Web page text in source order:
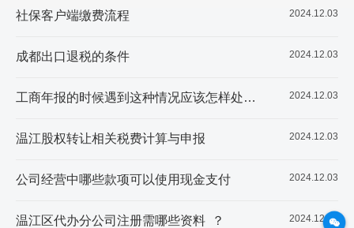
社保客户端缴费流程 2024.12.03
成都出口退税的条件 2024.12.03
工商年报的时候遇到这种情况应该怎样处理？ 2024.12.03
温江股权转让相关税费计算与申报 2024.12.03
公司经营中哪些款项可以使用现金支付 2024.12.03
温江区代办分公司注册需哪些资料 ？ 2024.12.03